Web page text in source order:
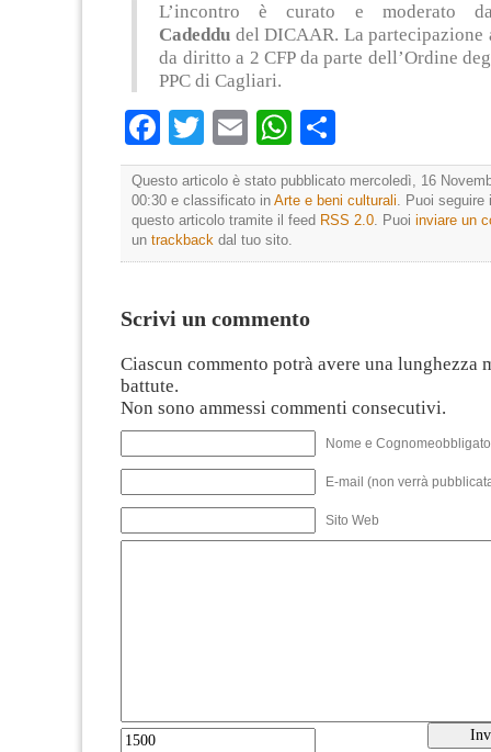
L’incontro è curato e moderato
Cadeddu del DICAAR. La partecipazione
da diritto a 2 CFP da parte dell’Ordine
PPC di Cagliari.
Facebook
TwitterEmailWhatsApp
Questo articolo è stato pubblicato mercoledì, 16
00:30 e classificato in Arte e beni culturali. Puoi seguire
questo articolo tramite il feed RSS 2.0. Puoi inviare un
un trackback dal tuo sito.
Scrivi un commento
Ciascun commento potrà avere una lunghezza
battute.
Non sono ammessi commenti consecutivi.
Nome e
E-mail (non verrà
Sito Web